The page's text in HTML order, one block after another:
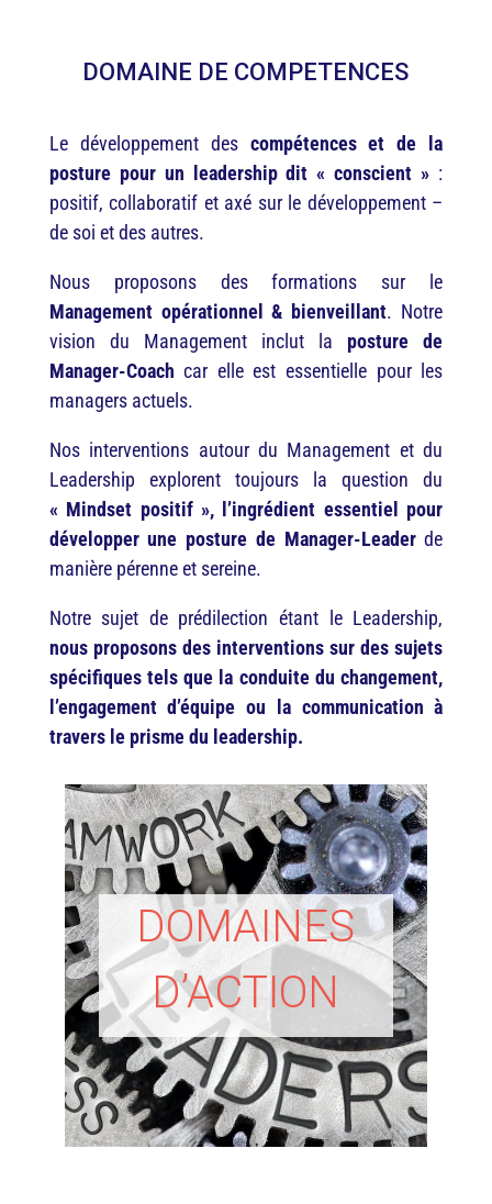
DOMAINE DE COMPETENCES
Le développement des compétences et de la
posture pour un leadership dit « conscient » :
positif, collaboratif et axé sur le développement –
de soi et des autres.
Nous proposons des formations sur le
Management opérationnel & bienveillant. Notre
vision du Management inclut la posture de
Manager-Coach car elle est essentielle pour les
managers actuels.
Nos interventions autour du Management et du
Leadership explorent toujours la question du
« Mindset positif », l’ingrédient essentiel pour
développer une posture de Manager-Leaderde
manière pérenne et sereine.
Notre sujet de prédilection étant le Leadership,
nous proposons des interventions sur des sujets
spécifiques tels que la conduite du changement,
l’engagement d’équipe ou la communication à
travers le prisme du leadership.
DOMAINES
D’ACTION